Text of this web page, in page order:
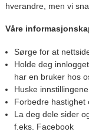
hverandre, men vi
Våre
Sørge for at
Holde deg
har en bruker hos
Huske
Forbedre hastighet
La deg dele sider
f.eks. Facebook